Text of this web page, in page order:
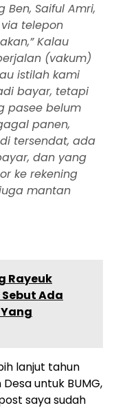
Saiful Amri,
telepon
Kalau
(vakum)
istilah kami
bayar, tetapi
pasee belum
panen,
tersendat, ada
dan yang
ke rekening
mantan
Rayeuk
Ada
lanjut tahun
untuk BUMG,
saya sudah